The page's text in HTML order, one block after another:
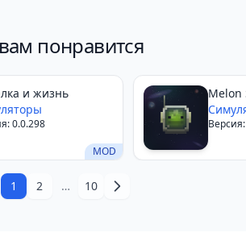
понравится
MOD
и жизнь
0.0.298
Melon
1 2 … 10